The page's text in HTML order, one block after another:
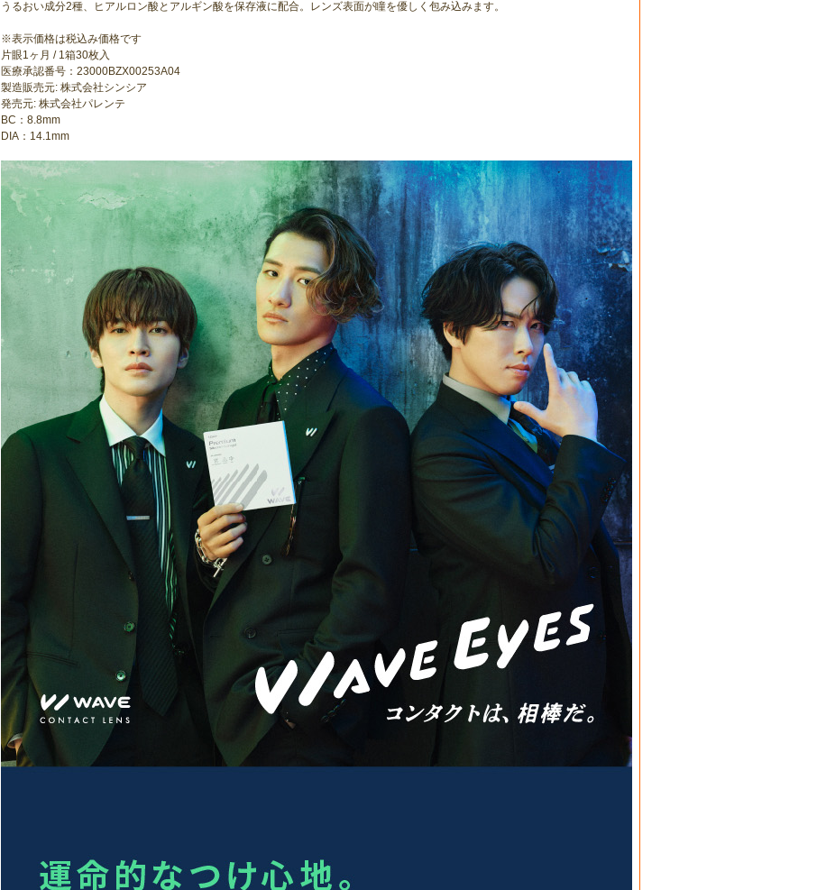
うるおい成分2種、ヒアルロン酸とアルギン酸を保存液に配合。レンズ表面が瞳を優しく包み込みます。
※表示価格は税込み価格です
片眼1ヶ月 / 1箱30枚入
医療承認番号：23000BZX00253A04
製造販売元: 株式会社シンシア
発売元: 株式会社パレンテ
BC：8.8mm
DIA：14.1mm